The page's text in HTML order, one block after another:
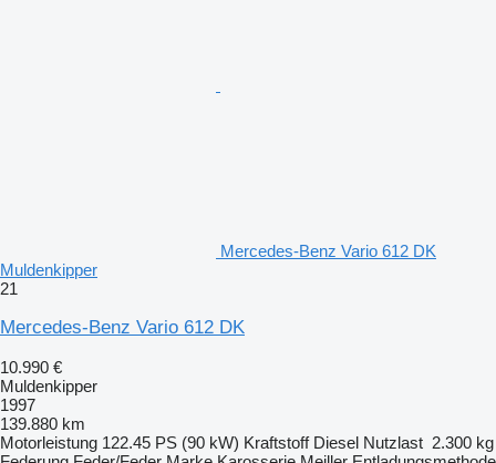
Mercedes-Benz Vario 612 DK
Muldenkipper
21
Mercedes-Benz Vario 612 DK
10.990 €
Muldenkipper
1997
139.880 km
Motorleistung 122.45 PS (90 kW) Kraftstoff Diesel Nutzlast 2.300 kg